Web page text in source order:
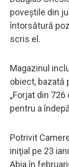
poveştile din
întorsătură
scris el.
Magazinul
obiect, bazată
„Forjat din
pentru a
Potrivit
iniţial pe 23
Abia în